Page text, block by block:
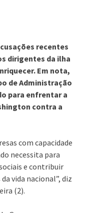
recentes
dirigentes da ilha
Em nota,
de Administração
para enfrentar a
contra a
com capacidade
necessita para
e contribuir
vida nacional”, diz
(2).